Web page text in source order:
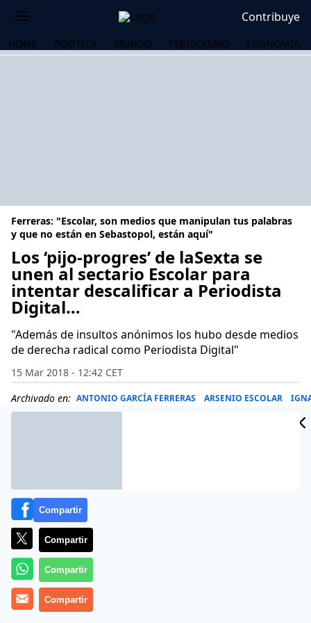
Contribuye
HOME POLÍTICA MUNDO PERIODISMO ECONOMÍA
Ferreras: "Escolar, son medios que manipulan tus palabras
y que no están en Sebastopol, están aquí"
Los ‘pijo-progres’ de laSexta se
unen al sectario Escolar para
intentar descalificar a Periodista
Digital…
"Además de insultos anónimos los hubo desde medios
de derecha radical como Periodista Digital"
15 Mar 2018 - 12:42 CET
Archivado en: ANTONIO GARCÍA FERRERAS ARSENIO ESCOLAR
Compartir
Compartir
Compartir
Compartir